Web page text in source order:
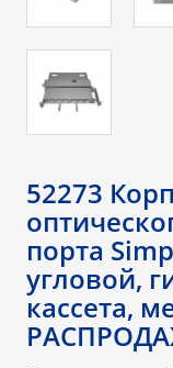
52273
порта
угловой,
кассета,